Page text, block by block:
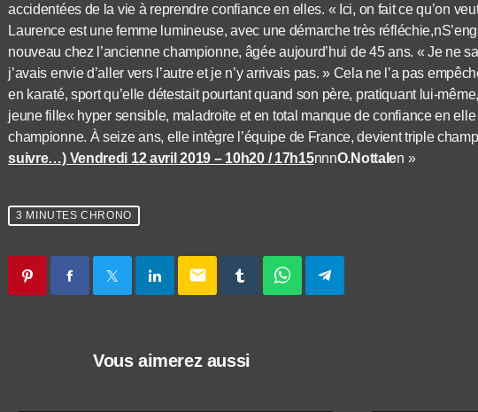
accidentées de la vie à reprendre confiance en elles. « Ici, on fait ce qu’on
Laurence est une femme lumineuse, avec une démarche très
nouveau chez l’ancienne championne, âgée aujourd’hui de 45 ans. « Je ne
j’avais envie d’aller vers l’autre et je n’y arrivais pas. » Cela ne l’a pas
en karaté, sport qu’elle détestait pourtant quand son père, pratiquant lui-
jeune fille« hyper sensible, maladroite et en total manque de confiance en
championne. À seize ans, elle intègre l’équipe de France, devient triple
suivre…) Vendredi 12 avril 2019 – 10h20 / 17h15nnnO.Nottalen »
3 MINUTES CHRONO
email
Vous aimerez aussi